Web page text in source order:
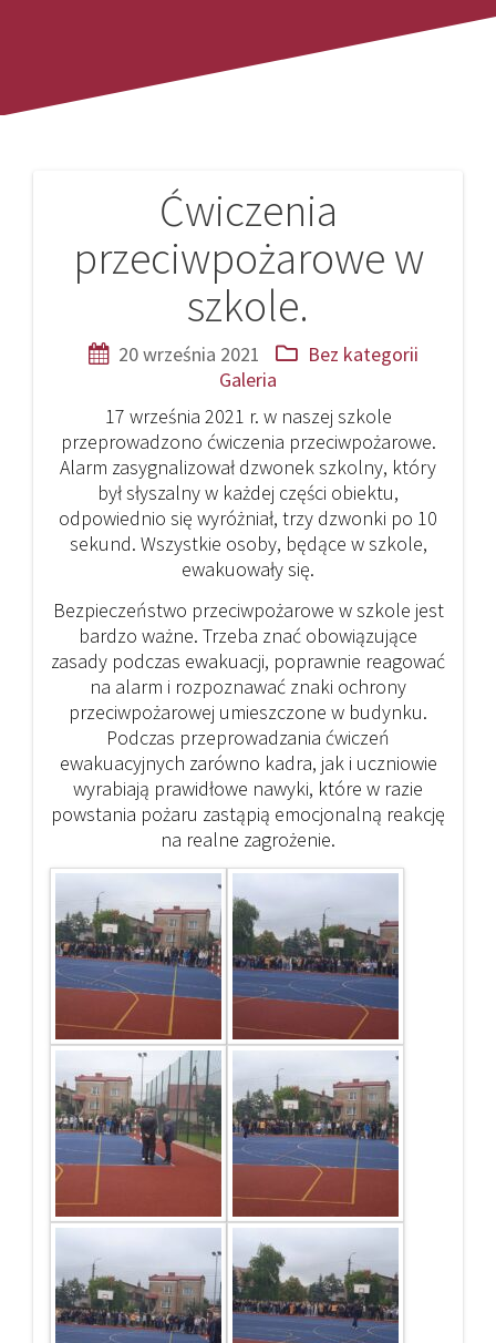
Ćwiczenia
przeciwpożarowe w
szkole.
20 września 2021
Bez kategorii
Galeria
17 września 2021 r. w naszej szkole
przeprowadzono ćwiczenia przeciwpożarowe.
Alarm zasygnalizował dzwonek szkolny, który
był słyszalny w każdej części obiektu,
odpowiednio się wyróżniał, trzy dzwonki po 10
sekund. Wszystkie osoby, będące w szkole,
ewakuowały się.
Bezpieczeństwo przeciwpożarowe w szkole jest
bardzo ważne. Trzeba znać obowiązujące
zasady podczas ewakuacji, poprawnie reagować
na alarm i rozpoznawać znaki ochrony
przeciwpożarowej umieszczone w budynku.
Podczas przeprowadzania ćwiczeń
ewakuacyjnych zarówno kadra, jak i uczniowie
wyrabiają prawidłowe nawyki, które w razie
powstania pożaru zastąpią emocjonalną reakcję
na realne zagrożenie.
Nawigacja
wpisu